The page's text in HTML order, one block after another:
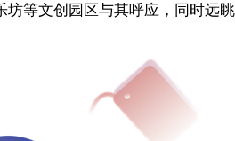
等文创园区与其呼应，同时远